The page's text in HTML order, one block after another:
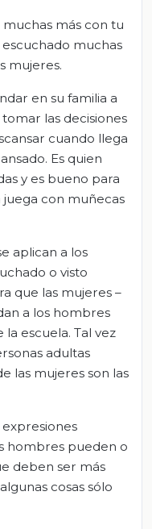
más con tu
muchas
mujeres.
en su familia a
las decisiones
cuando llega
Es quien
y es bueno para
con muñecas
aplican a los
o visto
que las mujeres –
a los hombres
escuela. Tal vez
adultas
las mujeres son las
hombres pueden o
deben ser más
cosas sólo